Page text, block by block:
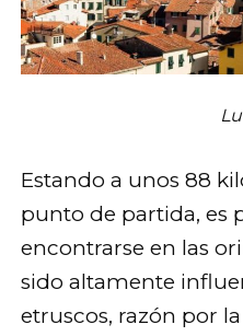
Estando a unos 88
punto de partida, es
encontrarse en las
sido altamente
etruscos, razón por